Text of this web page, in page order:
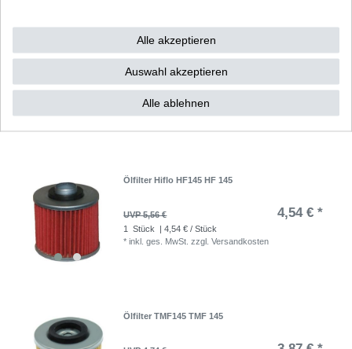
Luftfilter Hiflo Yamaha MT-03 RM02 RM05 2006 -
2014
inkl. ges. MwSt.zzgl.
Ölfilter Hiflo HF145 HF 145
UVP 5,56 € 4,54 € *
1 Stück
| 4,54 € / Stück
*inkl. ges. MwSt. zzgl.Versandkosten
Ölfilter TMF145 TMF 145
Alle akzeptieren
Auswahl akzeptieren
Alle ablehnen